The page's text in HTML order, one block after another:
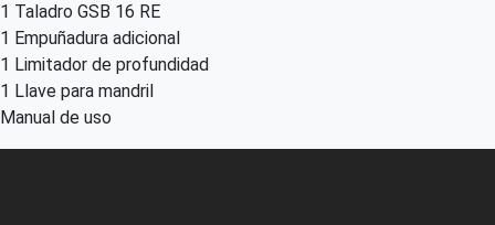
1 Taladro GSB 16 RE
1 Empuñadura adicional
1 Limitador de profundidad
1 Llave para mandril
Manual de uso